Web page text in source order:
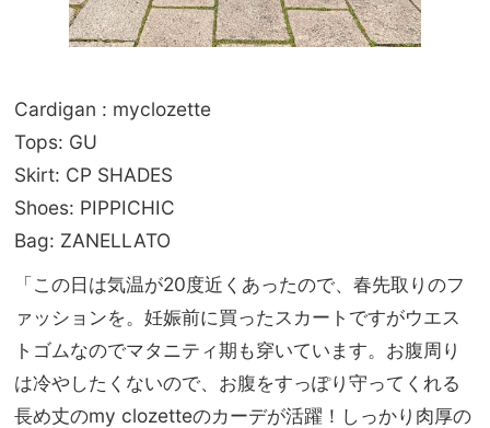
Cardigan : myclozette
Tops: GU
Skirt: CP SHADES
Shoes: PIPPICHIC
Bag: ZANELLATO
「この日は気温が20度近くあったので、春先取りのフ
ァッションを。妊娠前に買ったスカートですがウエス
トゴムなのでマタニティ期も穿いています。お腹周り
は冷やしたくないので、お腹をすっぽり守ってくれる
長め丈のmy clozetteのカーデが活躍！しっかり肉厚の